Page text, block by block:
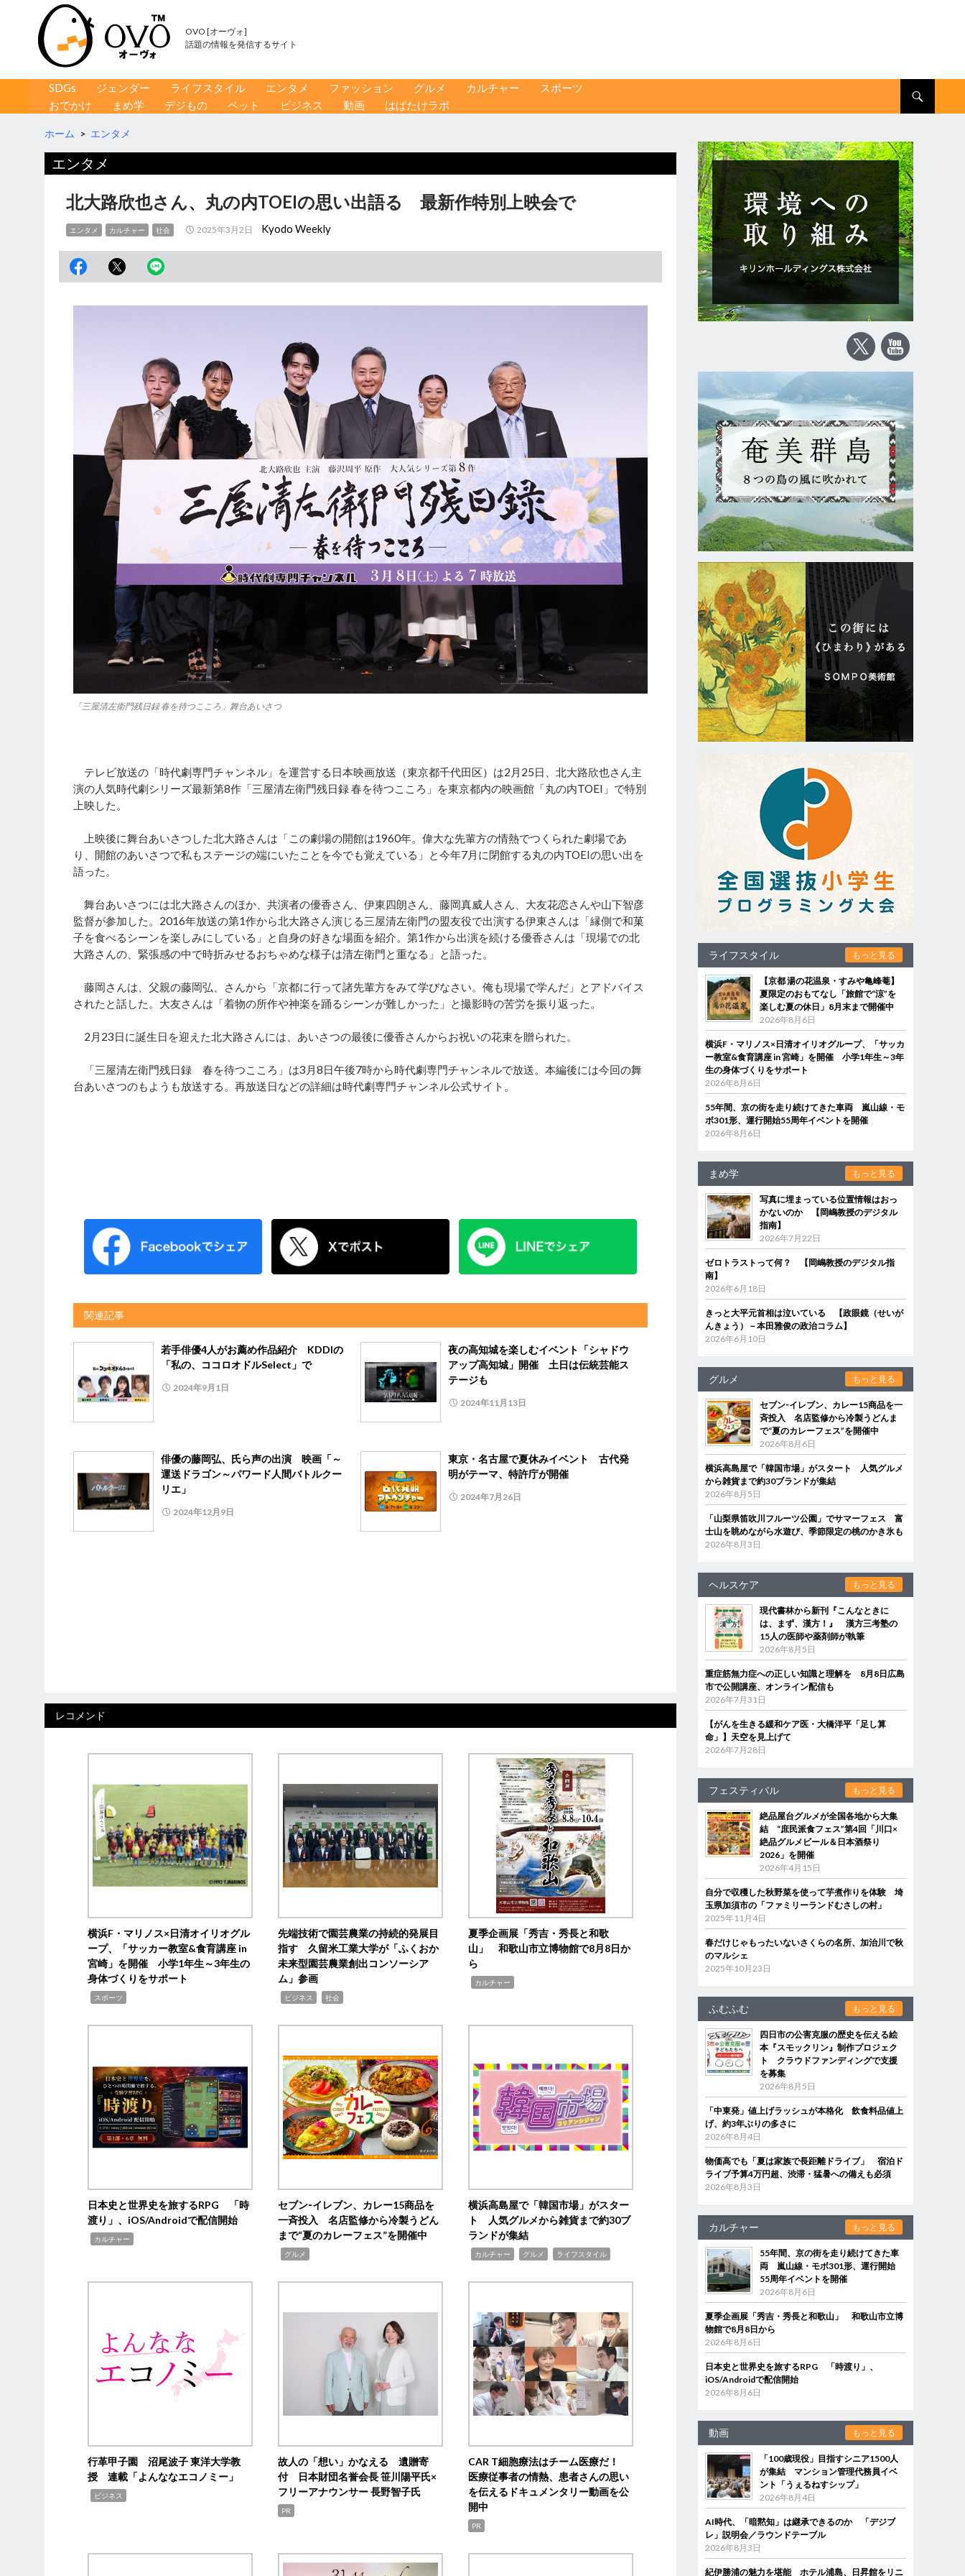
OVO [オーヴォ]
話題の情報を発信するサイト
コンテンツへ移動
SDGs ジェンダー ライフスタイル エンタメ ファッション グルメ カルチャー
スポーツ
おでかけ
まめ学 デジもの ペット ビジネス 動画 はばたけラボ
ホーム > エンタメ
エンタメ
北大路欣也さん、丸の内TOEIの思い出語る 最新作特別上映会で
エンタメ カルチャー 社会 2025年3月2日 Kyodo Weekly
「三屋清左衛門残日録 春を待つこころ」舞台あいさつ
テレビ放送の「時代劇専門チャンネル」を運営する日本映画放送（東京都千代田区）は2月25日、北大路欣也さん主
演の人気時代劇シリーズ最新第8作「三屋清左衛門残日録 春を待つこころ」を東京都内の映画館「丸の内TOEI」で特別
上映した。
上映後に舞台あいさつした北大路さんは「この劇場の開館は1960年。偉大な先輩方の情熱でつくられた劇場であ
り、開館のあいさつで私もステージの端にいたことを今でも覚えている」と今年7月に閉館する丸の内TOEIの思い出を
語った。
舞台あいさつには北大路さんのほか、共演者の優香さん、伊東四朗さん、藤岡真威人さん、大友花恋さんや山下智彦
監督が参加した。2016年放送の第1作から北大路さん演じる三屋清左衛門の盟友役で出演する伊東さんは「縁側で和菓
子を食べるシーンを楽しみにしている」と自身の好きな場面を紹介。第1作から出演を続ける優香さんは「現場での北
大路さんの、緊張感の中で時折みせるおちゃめな様子は清左衛門と重なる」と語った。
藤岡さんは、父親の藤岡弘、さんから「京都に行って諸先輩方をみて学びなさい。俺も現場で学んだ」とアドバイス
されたと話した。大友さんは「着物の所作や神楽を踊るシーンが難しかった」と撮影時の苦労を振り返った。
2月23日に誕生日を迎えた北大路さんには、あいさつの最後に優香さんからお祝いの花束を贈られた。
「三屋清左衛門残日録 春を待つこころ」は3月8日午後7時から時代劇専門チャンネルで放送。本編後には今回の舞
台あいさつのもようも放送する。再放送日などの詳細は時代劇専門チャンネル公式サイト。
関連記事
若手俳優4人がお薦め作品紹介 KDDIの
「私の、ココロオドルSelect」で
2024年9月1日
夜の高知城を楽しむイベント「シャドウ
アップ高知城」開催 土日は伝統芸能ス
テージも
2024年11月13日
俳優の藤岡弘、氏ら声の出演 映画「～
運送ドラゴン～パワード人間バトルクー
リエ」
2024年12月9日
東京・名古屋で夏休みイベント 古代発
明がテーマ、特許庁が開催
2024年7月26日
レコメンド
横浜F・マリノス×日清オイリオグル
ープ、「サッカー教室&食育講座 in
宮崎」を開催 小学1年生～3年生の
身体づくりをサポート
スポーツ
先端技術で園芸農業の持続的発展目
指す 久留米工業大学が「ふくおか
未来型園芸農業創出コンソーシア
ム」参画
ビジネス 社会
夏季企画展「秀吉・秀長と和歌
山」 和歌山市立博物館で8月8日か
ら
カルチャー
日本史と世界史を旅するRPG 「時
渡り」、iOS/Androidで配信開始
カルチャー
セブン‐イレブン、カレー15商品を
一斉投入 名店監修から冷製うどん
まで“夏のカレーフェス”を開催中
グルメ
横浜高島屋で「韓国市場」がスター
ト 人気グルメから雑貨まで約30ブ
ランドが集結
カルチャー グルメ ライフスタイル
行革甲子園 沼尾波子 東洋大学教
授 連載「よんななエコノミー」
ビジネス
故人の「想い」かなえる 遺贈寄
付 日本財団名誉会長 笹川陽平氏×
フリーアナウンサー 長野智子氏
PR
CAR T細胞療法はチーム医療だ！
医療従事者の情熱、患者さんの思い
を伝えるドキュメンタリー動画を公
開中
PR
ライフスタイル もっと見る
【京都 湯の花温泉・すみや亀峰菴】
夏限定のおもてなし「旅館で“涼”を
楽しむ夏の休日」8月末まで開催中
2026年8月6日
横浜F・マリノス×日清オイリオグループ、「サッカ
ー教室&食育講座 in 宮崎」を開催 小学1年生～3年
生の身体づくりをサポート
2026年8月6日
55年間、京の街を走り続けてきた車両 嵐山線・モ
ボ301形、運行開始55周年イベントを開催
2026年8月6日
まめ学 もっと見る
写真に埋まっている位置情報はおっ
かないのか 【岡嶋教授のデジタル
指南】
2026年7月22日
ゼロトラストって何？ 【岡嶋教授のデジタル指
南】
2026年6月18日
きっと大平元首相は泣いている 【政眼鏡（せいが
んきょう）－本田雅俊の政治コラム】
2026年6月10日
グルメ もっと見る
セブン‐イレブン、カレー15商品を一
斉投入 名店監修から冷製うどんま
で“夏のカレーフェス”を開催中
2026年8月6日
横浜高島屋で「韓国市場」がスタート 人気グルメ
から雑貨まで約30ブランドが集結
2026年8月5日
「山梨県笛吹川フルーツ公園」でサマーフェス 富
士山を眺めながら水遊び、季節限定の桃のかき氷も
2026年8月3日
ヘルスケア もっと見る
現代書林から新刊『こんなときに
は、まず、漢方！』 漢方三考塾の
15人の医師や薬剤師が執筆
2026年8月5日
重症筋無力症への正しい知識と理解を 8月8日広島
市で公開講座、オンライン配信も
2026年7月31日
【がんを生きる緩和ケア医・大橋洋平「足し算
命」】天空を見上げて
2026年7月28日
フェスティバル もっと見る
絶品屋台グルメが全国各地から大集
結 “庶民派食フェス”第4回「川口×
絶品グルメビール＆日本酒祭り
2026」を開催
2026年4月15日
自分で収穫した秋野菜を使って芋煮作りを体験 埼
玉県加須市の「ファミリーランドむさしの村」
2025年11月4日
春だけじゃもったいないさくらの名所、加治川で秋
のマルシェ
2025年10月23日
ふむふむ もっと見る
四日市の公害克服の歴史を伝える絵
本『スモックリン』制作プロジェク
ト クラウドファンディングで支援
を募集
2026年8月5日
「中東発」値上げラッシュが本格化 飲食料品値上
げ、約3年ぶりの多さに
2026年8月4日
物価高でも「夏は家族で長距離ドライブ」 宿泊ド
ライブ予算4万円超、渋滞・猛暑への備えも必須
2026年8月3日
カルチャー もっと見る
55年間、京の街を走り続けてきた車
両 嵐山線・モボ301形、運行開始
55周年イベントを開催
2026年8月6日
夏季企画展「秀吉・秀長と和歌山」 和歌山市立博
物館で8月8日から
2026年8月6日
日本史と世界史を旅するRPG 「時渡り」、
iOS/Androidで配信開始
2026年8月6日
動画 もっと見る
「100歳現役」目指すシニア1500人
が集結 マンション管理代務員イベ
ント「うぇるねすシップ」
2026年8月4日
AI時代、「暗黙知」は継承できるのか 「デジブ
レ」説明会／ラウンドテーブル
2026年8月3日
紀伊勝浦の魅力を堪能 ホテル浦島、日昇館をリニ